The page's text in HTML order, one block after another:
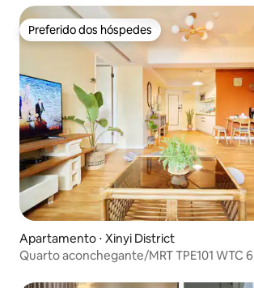
mensal
Preferido dos hóspedes
Preferido dos hóspedes
Apartamento ⋅ Xinyi District
Quarto aconchegante/MRT TPE101 WTC 6